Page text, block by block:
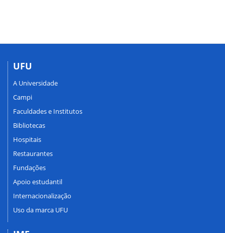
UFU
A Universidade
Campi
Faculdades e Institutos
Bibliotecas
Hospitais
Restaurantes
Fundações
Apoio estudantil
Internacionalização
Uso da marca UFU